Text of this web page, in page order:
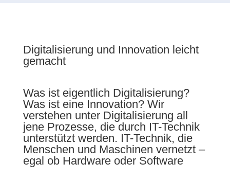
Digitalisierung und Innovation leicht
gemacht
Was ist eigentlich Digitalisierung?
Was ist eine Innovation? Wir
verstehen unter Digitalisierung all
jene Prozesse, die durch IT-Technik
unterstützt werden. IT-Technik, die
Menschen und Maschinen vernetzt –
egal ob Hardware oder Software